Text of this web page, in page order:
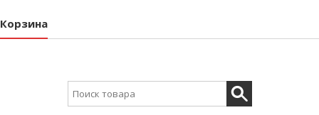
Корзина
Search for: